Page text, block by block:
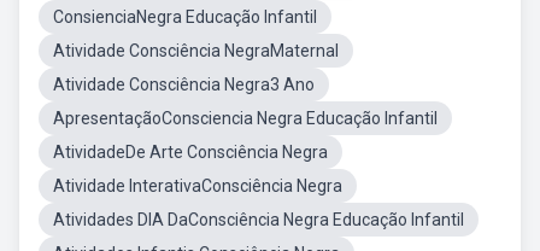
ConsienciaNegra Educação Infantil
Atividade Consciência NegraMaternal
Atividade Consciência Negra3 Ano
ApresentaçãoConsciencia Negra Educação Infantil
AtividadeDe Arte Consciência Negra
Atividade InterativaConsciência Negra
Atividades DIA DaConsciência Negra Educação Infantil